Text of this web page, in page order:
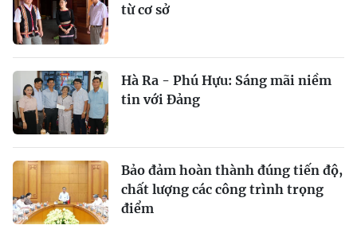
từ cơ sở
Hà Ra - Phú Hựu: Sáng mãi niềm
tin với Đảng
Bảo đảm hoàn thành đúng tiến độ,
chất lượng các công trình trọng
điểm